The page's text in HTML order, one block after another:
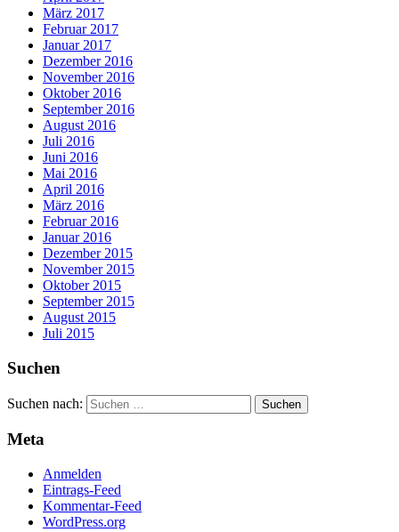
März 2017
Februar 2017
Januar 2017
Dezember 2016
November 2016
Oktober 2016
September 2016
August 2016
Juli 2016
Juni 2016
Mai 2016
April 2016
März 2016
Februar 2016
Januar 2016
Dezember 2015
November 2015
Oktober 2015
September 2015
August 2015
Juli 2015
Suchen
Suchen nach:
Meta
Anmelden
Eintrags-Feed
Kommentar-Feed
WordPress.org